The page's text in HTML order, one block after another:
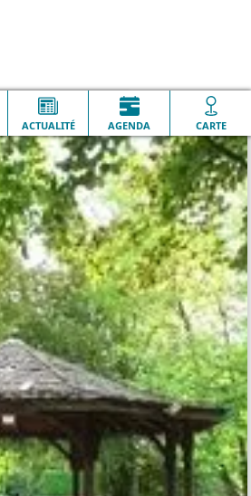
Parc d'Enchemont
ACTUALITÉ AGENDA CARTE